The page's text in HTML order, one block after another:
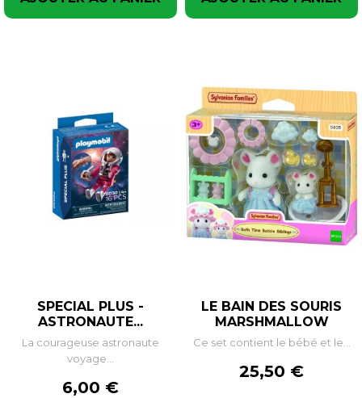
SPECIAL PLUS -
ASTRONAUTE...
La courageuse astronaute
voyage...
Prix
6,00 €
LE BAIN DES SOURIS
MARSHMALLOW
Ce set contient le bébé et le...
Prix
25,50 €